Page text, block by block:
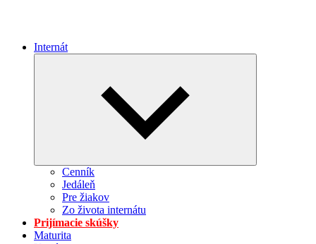
Internát
Cenník
Jedáleň
Pre žiakov
Zo života internátu
Prijímacie skúšky
Maturita